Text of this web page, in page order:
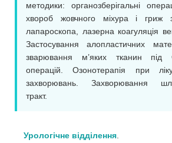
методики: органозберігальні
хвороб жовчного міхура і гриж
лапароскопа, лазерна коагуляція
Застосування алопластичних
зварювання м’яких тканин під
операцій. Озонотерапія при
захворювань. Захворювання
тракт.
Урологічне відділення